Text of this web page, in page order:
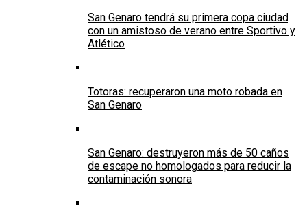
San Genaro tendrá su primera copa ciudad
con un amistoso de verano entre Sportivo y
Atlético
Totoras: recuperaron una moto robada en
San Genaro
San Genaro: destruyeron más de 50 caños
de escape no homologados para reducir la
contaminación sonora